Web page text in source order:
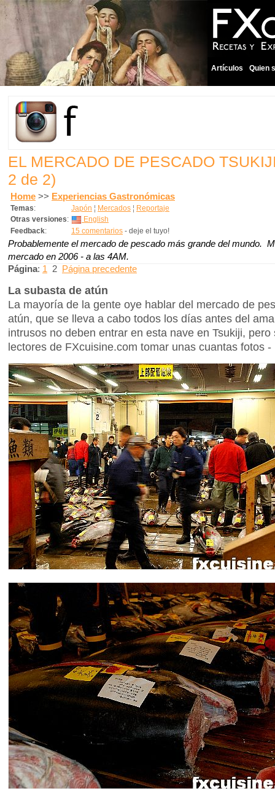
Artículos Quien
EL MERCADO DE PESCADO
2 de 2)
Home >> Experiencias Gastronómicas
Temas: Japón ¦ Mercados ¦ Reportaje
Otras versiones:
English
Feedback: 15 comentarios - deje el tuyo!
Probablemente el mercado de pescado más grande del mundo.
mercado en 2006 - a las 4AM.
Página: 1 2 Página precedente
La subasta de atún
La mayoría de la gente oye hablar del mercado de
atún, que se lleva a cabo todos los días antes del
intrusos no deben entrar en esta nave en Tsukiji,
lectores de FXcuisine.com tomar unas cuantas fotos